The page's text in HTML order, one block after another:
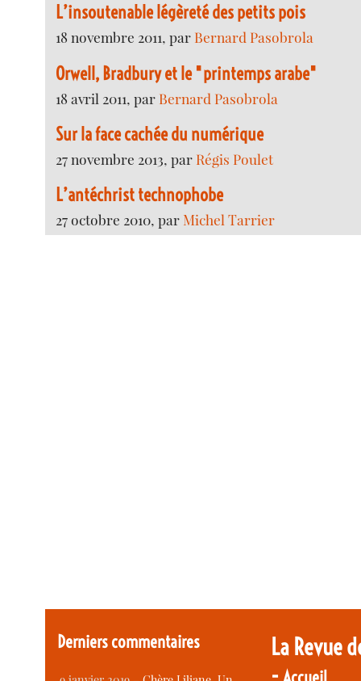
L’insoutenable légèreté des petits pois
18 novembre 2011, par Bernard Pasobrola
Orwell, Bradbury et le "printemps arabe"
18 avril 2011, par Bernard Pasobrola
Sur la face cachée du numérique
27 novembre 2013, par Régis Poulet
L’antéchrist technophobe
27 octobre 2010, parMichel Tarrier
Derniers commentaires
La Revue
-